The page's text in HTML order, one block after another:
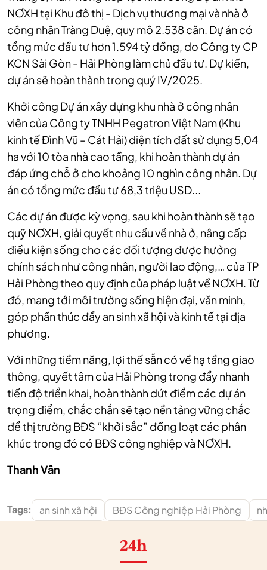
NƠXH tại Khu đô thị - Dịch vụ thương mại và nhà ở
công nhân Tràng Duệ, quy mô 2.538 căn. Dự án có
tổng mức đầu tư hơn 1.594 tỷ đồng, do Công ty CP
KCN Sài Gòn - Hải Phòng làm chủ đầu tư. Dự kiến,
dự án sẽ hoàn thành trong quý IV/2025.
Khởi công Dự án xây dựng khu nhà ở công nhân
viên của Công ty TNHH Pegatron Việt Nam (Khu
kinh tế Đình Vũ – Cát Hải) diện tích đất sử dụng 5,04
ha với 10 tòa nhà cao tầng, khi hoàn thành dự án
đáp ứng chỗ ở cho khoảng 10 nghìn công nhân. Dự
án có tổng mức đầu tư 68,3 triệu USD...
Các dự án được kỳ vọng, sau khi hoàn thành sẽ tạo
quỹ NƠXH, giải quyết nhu cầu về nhà ở, nâng cấp
điều kiện sống cho các đối tượng được hưởng
chính sách như công nhân, người lao động,… của TP
Hải Phòng theo quy định của pháp luật về NƠXH. Từ
đó, mang tới môi trường sống hiện đại, văn minh,
góp phần thúc đẩy an sinh xã hội và kinh tế tại địa
phương.
Với những tiềm năng, lợi thế sẵn có về hạ tầng giao
thông, quyết tâm của Hải Phòng trong đẩy nhanh
tiến độ triển khai, hoàn thành dứt điểm các dự án
trọng điểm, chắc chắn sẽ tạo nền tảng vững chắc
để thị trường BĐS “khởi sắc” đồng loạt các phân
khúc trong đó có BĐS công nghiệp và NƠXH.
Thanh Vân
Tags: an sinh xã hội BĐS Công nghiệp Hải Phòng
24h